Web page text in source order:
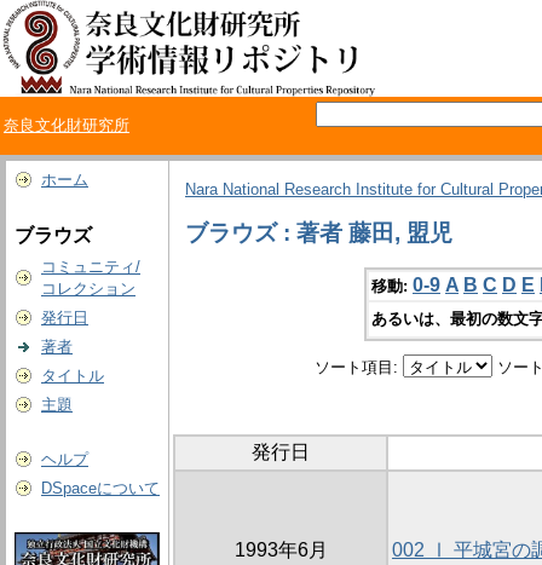
奈良文化財研究所
ホーム
ブラウズ
コミュニティ/
コレクション
発行日
著者
タイトル
主題
ヘルプ
DSpaceについて
Nara National Research Institute for Cultural
ブラウズ : 著者 藤田, 盟児
移動: 0-9 A B C D E
あるいは、最初の数文
ソート項目: ソー
発行日
1993年6月 002 Ⅰ 平城宮の